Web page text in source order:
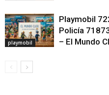
playmobil
Playmobil
Policía
– El Mundo